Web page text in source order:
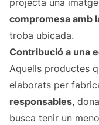
projecta una
compromesa amb
troba ubicada.
Contribució a una
Aquells productes
elaborats per
responsables,
busca tenir un